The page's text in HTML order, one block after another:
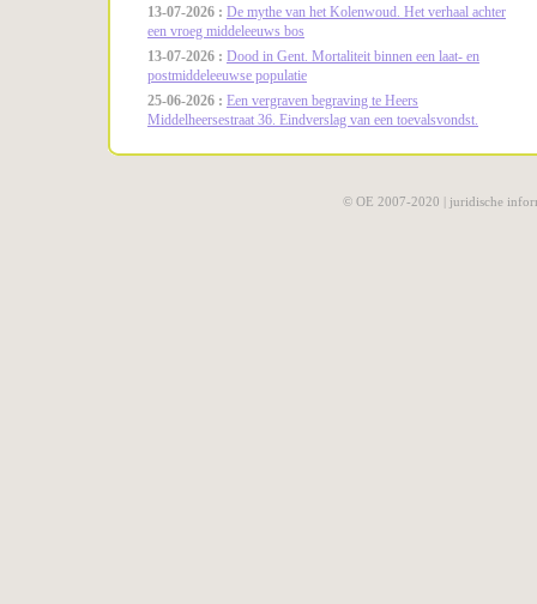
13-07-2026 : De mythe van het Kolenwoud. Het verhaal achter
een vroeg middeleeuws bos
13-07-2026 : Dood in Gent. Mortaliteit binnen een laat- en
postmiddeleeuwse populatie
25-06-2026 : Een vergraven begraving te Heers
Middelheersestraat 36. Eindverslag van een toevalsvondst.
© OE 2007-2020 | juridische